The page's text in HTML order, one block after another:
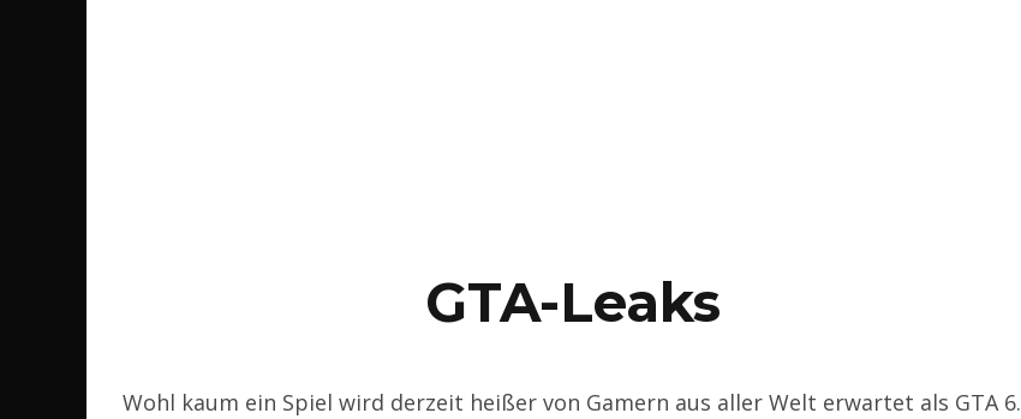
GTA-Leaks
Wohl kaum ein Spiel wird derzeit heißer von Gamern aus aller Welt erwartet als GTA 6.